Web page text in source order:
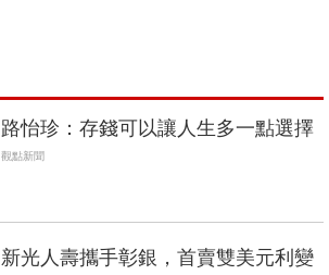
路怡珍：存錢可以讓人生多一點選擇
觀點新聞
新光人壽攜手彰銀，首賣雙美元利變